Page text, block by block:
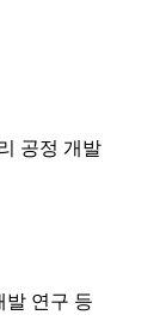
공정 개발
발 연구 등